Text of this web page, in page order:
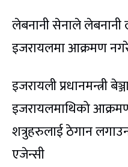
लेबनानी सेनाले
इजरायलमा आक्रमण
इजरायली प्रधानमन्त्री
इजरायलमाथिको
शत्रुहरुलाई ठेगान
एजेन्सी